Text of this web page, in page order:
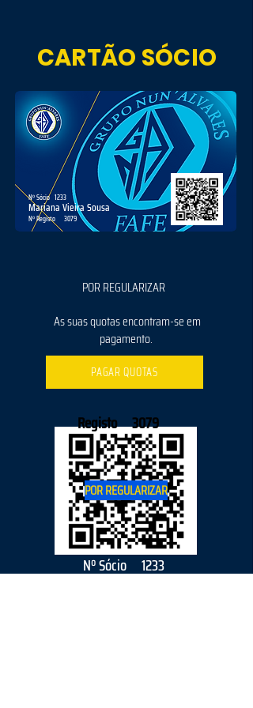
CARTÃO SÓCIO
1233
Nº Sócio
Mariana Vieira Sousa
3079
Nº Registo
POR REGULARIZAR
As suas quotas encontram-se em
pagamento.
PAGAR QUOTAS
1233
Nº Sócio
Registo 3079
POR REGULARIZAR